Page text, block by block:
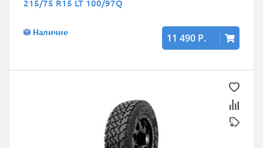
215/75 R15 LT 100/97Q
Наличие 11 490 Р.